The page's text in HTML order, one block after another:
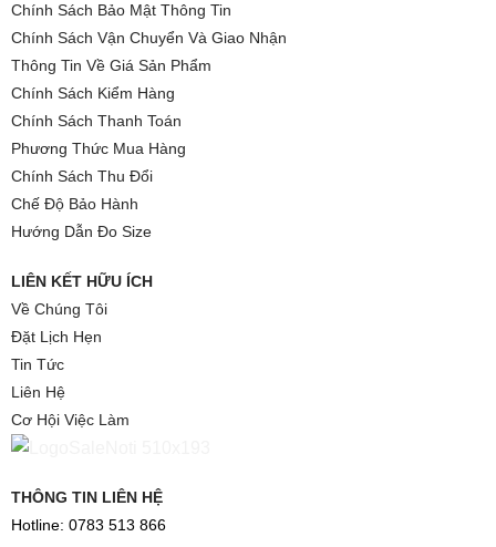
Chính Sách Bảo Mật Thông Tin
Chính Sách Vận Chuyển Và Giao Nhận
Thông Tin Về Giá Sản Phẩm
Chính Sách Kiểm Hàng
Chính Sách Thanh Toán
Phương Thức Mua Hàng
Chính Sách Thu Đổi
Chế Độ Bảo Hành
Hướng Dẫn Đo Size
LIÊN KẾT HỮU ÍCH
Về Chúng Tôi
Đặt Lịch Hẹn
Tin Tức
Liên Hệ
Cơ Hội Việc Làm
THÔNG TIN LIÊN HỆ
Hotline: 0783 513 866